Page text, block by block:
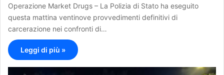
Operazione Market Drugs – La Polizia di Stato ha eseguito
questa mattina ventinove provvedimenti definitivi di
carcerazione nei confronti di…
Leggi di più »